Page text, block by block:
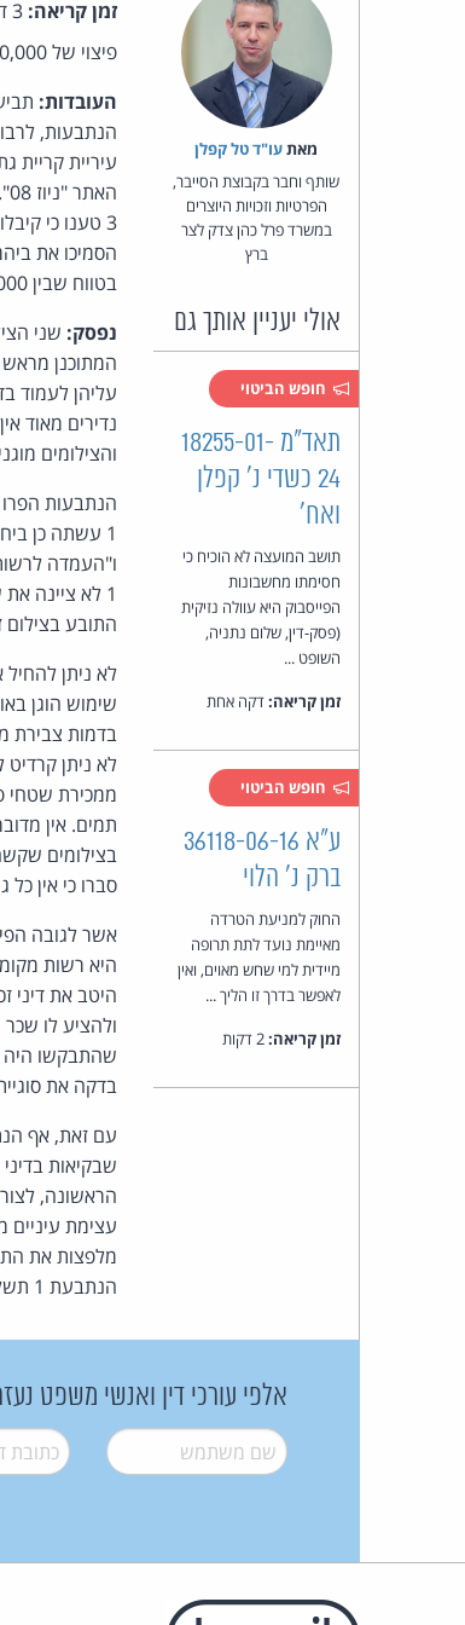
מאת‏עו"ד טל קפלן
שותף וחבר בקבוצת הסייבר,
הפרטיות וזכויות היוצרים
במשרד פרל כהן צדק לצר
ברץ
אולי יעניין אותך גם
חופש הביטוי
תאד"מ 18255-01-
24 כשדי נ' קפלן
ואח'
תושב המועצה לא הוכיח כי
חסימתו מחשבונות
הפייסבוק היא עוולה נזיקית
(פסק-דין, שלום נתניה,
השופט ...
זמן קריאה:דקה אחת
חופש הביטוי
ע"א 36118-06-16
ברק נ' הלוי
החוק למניעת הטרדה
מאיימת נועד לתת תרופה
מיידית למי שחש מאוים, ואין
לאפשר בדרך זו הליך ...
זמן קריאה:
זמן קריאה:
פיצוי של 40,000 ש"ח על הפרת זכות יוצרים בשני צילומים (פסק-דין, שלום ת"א, השופטת כרמלה האפט):
העובדות:
בטווח שבין 10,000 ש"ח ל-75,000 ש"ח.
נפסק:
המתוכנן מראש
עליהן לעמוד
נדירים מאוד
והצילומים
1 לא ציינה
התובע בצילום
בדמות צבירת
ממכירת שטחי
תמים. אין
בצילומים
סברו כי אין
היא רשות
היטב את דיני
בדקה את
שבקיאות
הנתבעת 1 תשלם 30,000 ש"ח וכל אחת מהנתבעות 2-3 תשלמנה 5,000 ש"ח. לתובע נפסקו הוצאות בסך 8,000 ש"ח.
אלפי עורכי דין ואנשי משפט
שם משתמש* דואל*